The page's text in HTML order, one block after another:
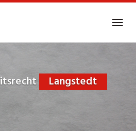
Langstedt